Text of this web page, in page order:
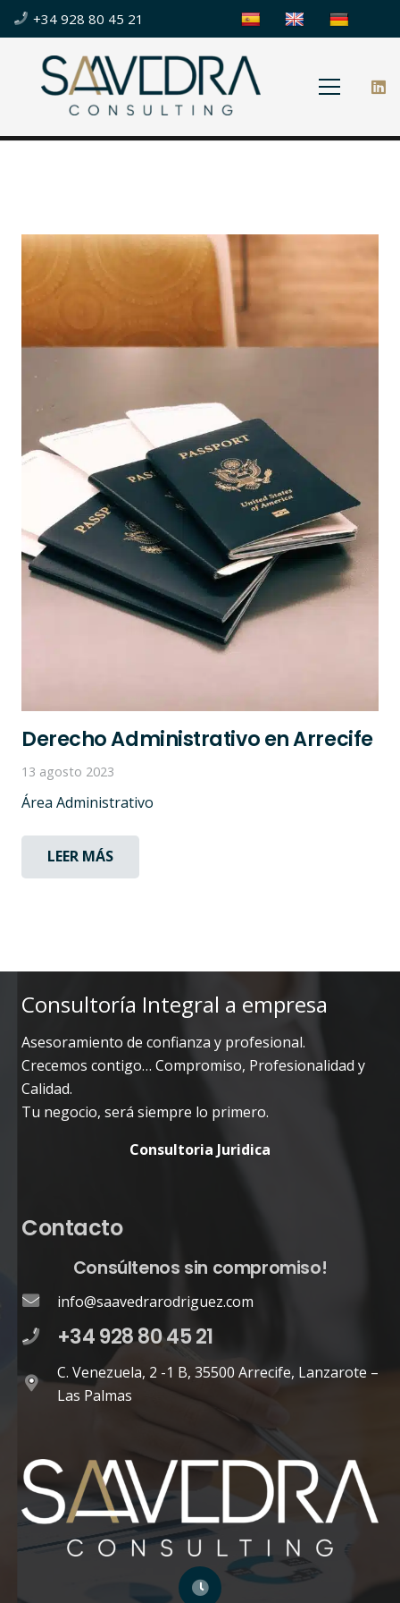
+34 928 80 45 21
Derecho Administrativo en Arrecife
13 agosto 2023
Área Administrativo
LEER MÁS
Consultoría Integral a empresa
Asesoramiento de confianza y profesional.
Crecemos contigo… Compromiso, Profesionalidad y
Calidad.
Tu negocio, será siempre lo primero.
Consultoria Juridica
Contacto
Consúltenos sin compromiso!
info@saavedrarodriguez.com
+34 928 80 45 21
C. Venezuela, 2 -1 B, 35500 Arrecife, Lanzarote –
Las Palmas